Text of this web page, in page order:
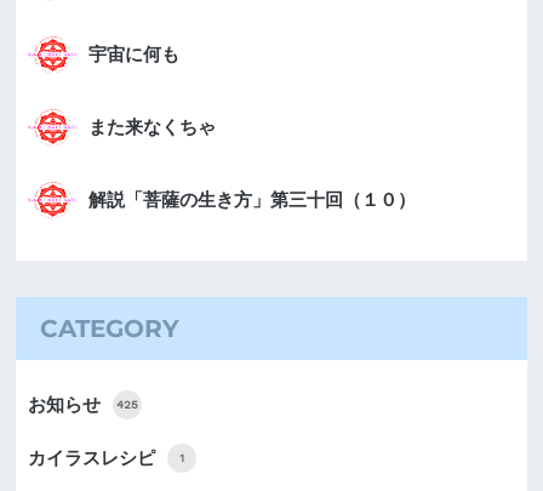
宇宙に何も
また来なくちゃ
解説「菩薩の生き方」第三十回（１０）
CATEGORY
お知らせ 425
カイラスレシピ 1